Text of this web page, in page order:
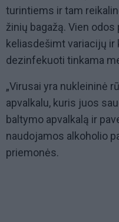
turintiems ir tam
žinių bagažą. Vien
keliasdešimt variacijų ir
dezinfekuoti tinkama
„Virusai yra nukleininė
apvalkalu, kuris juos
baltymo apvalkalą ir
naudojamos alkoholio
priemonės.